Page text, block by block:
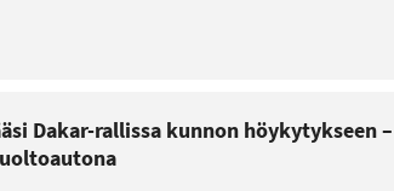
Dakar-rallissa kunnon höykytykseen –